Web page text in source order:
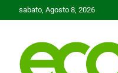
to
sabato, Agosto 8, 2026